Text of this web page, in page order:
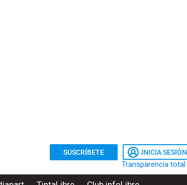
SUSCRÍBETE INICIA SESIÓN
Transparencia total